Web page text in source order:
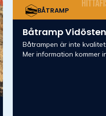
BÅTRAMP
Båtramp Vidösten
Båtrampen är inte
Mer information kommer